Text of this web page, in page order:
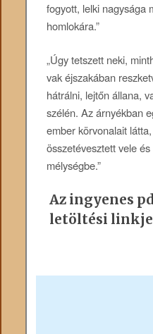
fogyott, lelki nagysága
homlokára.”
„Úgy tetszett neki,
vak éjszakában
hátrálni, lejtőn állana,
szélén. Az árnyékban
ember körvonalait
összetévesztett vele
mélységbe.”
Az ingyenes
letöltési